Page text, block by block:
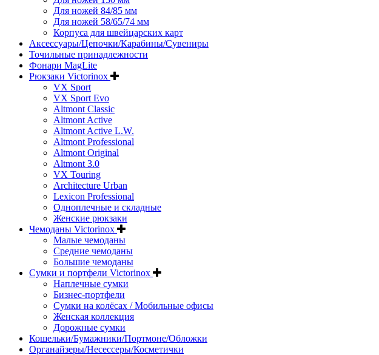
Для ножей 84/85 мм
Для ножей 58/65/74 мм
Корпуса для швейцарских карт
Аксессуары/Цепочки/Карабины/Сувениры
Точильные принадлежности
Фонари MagLite
Рюкзаки Victorinox
VX Sport
VX Sport Evo
Altmont Classic
Altmont Active
Altmont Active L.W.
Altmont Professional
Altmont Original
Altmont 3.0
VX Touring
Architecture Urban
Lexicon Professional
Одноплечные и складные
Женские рюкзаки
Чемоданы Victorinox
Малые чемоданы
Средние чемоданы
Большие чемоданы
Сумки и портфели Victorinox
Наплечные сумки
Бизнес-портфели
Сумки на колёсах / Мобильные офисы
Женская коллекция
Дорожные сумки
Кошельки/Бумажники/Портмоне/Обложки
Органайзеры/Несессеры/Косметички